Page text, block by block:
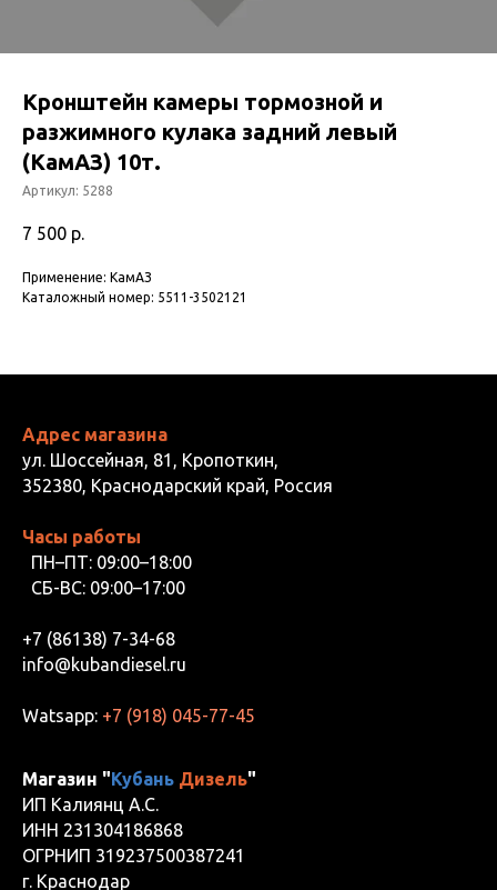
Кронштейн камеры тормозной и
разжимного кулака задний левый
(КамАЗ) 10т.
Артикул: 5288
7 500 р.
Применение: КамАЗ
Каталожный номер: 5511-3502121
Адрес магазина
ул. Шоссейная, 81, Кропоткин,
352380, Краснодарский край, Россия
Часы работы
ПН–ПТ: 09:00–18:00
СБ-ВС: 09:00–17:00
+7 (86138) 7-34-68
info@kubandiesel.ru
Watsapp: +7 (918) 045-77-45
Магазин "Кубань Дизель"
ИП Калиянц А.С.
ИНН 231304186868
ОГРНИП 319237500387241
г. Краснодар